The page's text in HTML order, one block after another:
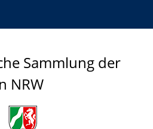
Sammlung der
NRW